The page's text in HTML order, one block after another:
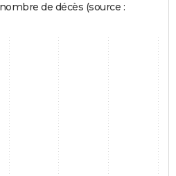
de décès (source :